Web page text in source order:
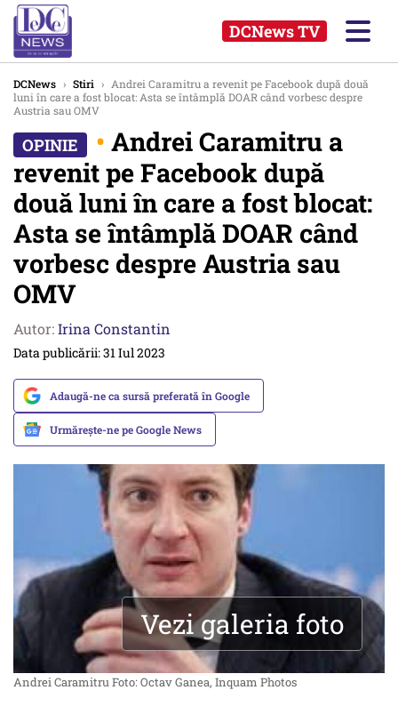
DCNews TV
DCNews › Stiri › Andrei Caramitru a revenit pe Facebook după două
luni în care a fost blocat: Asta se întâmplă DOAR când vorbesc despre
Austria sau OMV
• Andrei Caramitru a
revenit pe Facebook după
două luni în care a fost blocat:
Asta se întâmplă DOAR când
vorbesc despre Austria sau
OMV
Autor:Irina Constantin
Data publicării: 31 Iul 2023
Adaugă-ne ca sursă preferată în Google
Urmărește-ne pe Google News
Vezi galeria foto
Andrei Caramitru Foto: Octav Ganea, Inquam Photos